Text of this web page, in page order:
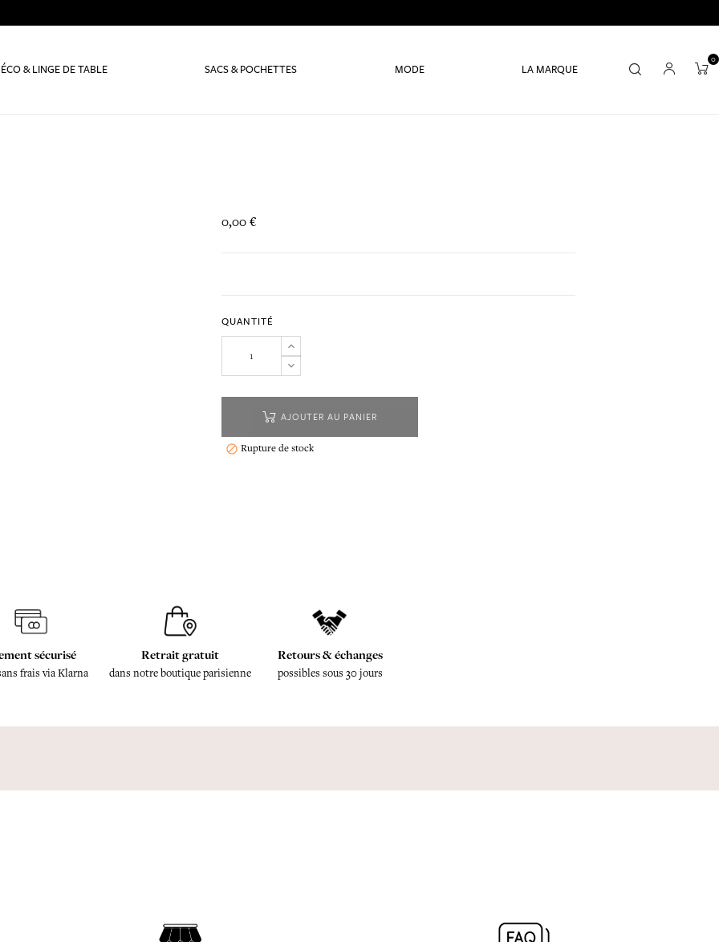
& LINGE DE TABLE SACS & POCHETTES MODE LA MARQUE
0
0,00 €
QUANTITÉ
AJOUTER AU PANIER
 Rupture de stock
sécurisé
frais via Klarna
Retrait gratuit
dans notre boutique parisienne
Retours & échanges
possibles sous 30 jours